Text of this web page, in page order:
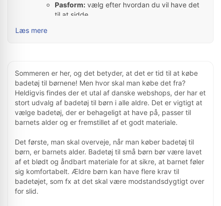
Pasform: vælg efter hvordan du vil have det
til at sidde.
Populære mærker for Badetøj til børn:Liewood,
name it,Molo ,Color Kids
Der er i alt 1.873 produkter i denne kategori
Tip: Brug sortering og filtre til at indsnævre udvalget
og finde gode tilbud.
gældende.Data & priser·Annonce/affiliate·Vi sælger ikke
placeringer·Rapportér fejl
GENNEMSIGTIGHED
Sådan finder og rangerer FedtTøj
Læs mere
Sommeren er her, og det betyder, at det er tid til at købe
badetøj til børnene! Men hvor skal man købe det fra?
Heldigvis findes der et utal af danske webshops, der har et
stort udvalg af badetøj til børn i alle aldre. Det er vigtigt at
vælge badetøj, der er behageligt at have på, passer til
barnets alder og er fremstillet af et godt materiale.
Det første, man skal overveje, når man køber badetøj til
børn, er barnets alder. Badetøj til små børn bør være lavet
af et blødt og åndbart materiale for at sikre, at barnet føler
sig komfortabelt. Ældre børn kan have flere krav til
badetøjet, som fx at det skal være modstandsdygtigt over
for slid.